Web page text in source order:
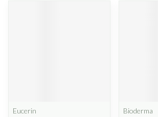
Eucerin
Bioderma